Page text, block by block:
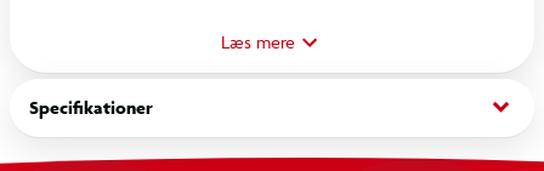
Læs mere
Specifikationer keyboard_arrow_down